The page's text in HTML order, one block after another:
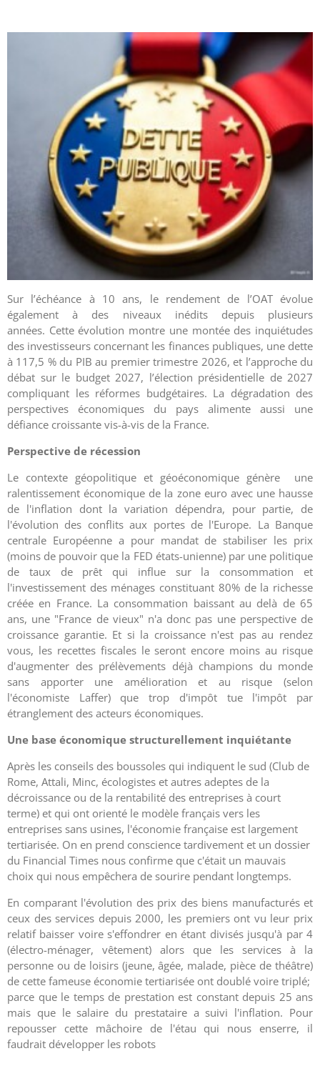
Sur l’échéance à 10 ans, le rendement de l’OAT évolue
également à des niveaux inédits depuis plusieurs
années. Cette évolution montre une montée des inquiétudes
des investisseurs concernant les finances publiques, une dette
à 117,5 % du PIB au premier trimestre 2026, et l’approche du
débat sur le budget 2027, l’élection présidentielle de 2027
compliquant les réformes budgétaires. La dégradation des
perspectives économiques du pays alimente aussi une
défiance croissante vis-à-vis de la France.
Perspective de récession
Le contexte géopolitique et géoéconomique génère une
ralentissement économique de la zone euro avec une hausse
de l'inflation dont la variation dépendra, pour partie, de
l'évolution des conflits aux portes de l'Europe. La Banque
centrale Européenne a pour mandat de stabiliser les prix
(moins de pouvoir que la FED états-unienne) par une politique
de taux de prêt qui influe sur la consommation et
l'investissement des ménages constituant 80% de la richesse
créée en France. La consommation baissant au delà de 65
ans, une "France de vieux" n'a donc pas une perspective de
croissance garantie. Et si la croissance n'est pas au rendez
vous, les recettes fiscales le seront encore moins au risque
d'augmenter des prélèvements déjà champions du monde
sans apporter une amélioration et au risque (selon
l'économiste Laffer) que trop d'impôt tue l'impôt par
étranglement des acteurs économiques.
Une base économique structurellement inquiétante
Après les conseils des boussoles qui indiquent le sud (Club de
Rome, Attali, Minc, écologistes et autres adeptes de la
décroissance ou de la rentabilité des entreprises à court
terme) et qui ont orienté le modèle français vers les
entreprises sans usines, l'économie française est largement
tertiarisée. On en prend conscience tardivement et un dossier
du Financial Times nous confirme que c'était un mauvais
choix qui nous empêchera de sourire pendant longtemps.
En comparant l'évolution des prix des biens manufacturés et
ceux des services depuis 2000, les premiers ont vu leur prix
relatif baisser voire s'effondrer en étant divisés jusqu'à par 4
(électro-ménager, vêtement) alors que les services à la
personne ou de loisirs (jeune, âgée, malade, pièce de théâtre)
de cette fameuse économie tertiarisée ont doublé voire triplé;
parce que le temps de prestation est constant depuis 25 ans
mais que le salaire du prestataire a suivi l'inflation. Pour
repousser cette mâchoire de l'étau qui nous enserre, il
faudrait développer les robots